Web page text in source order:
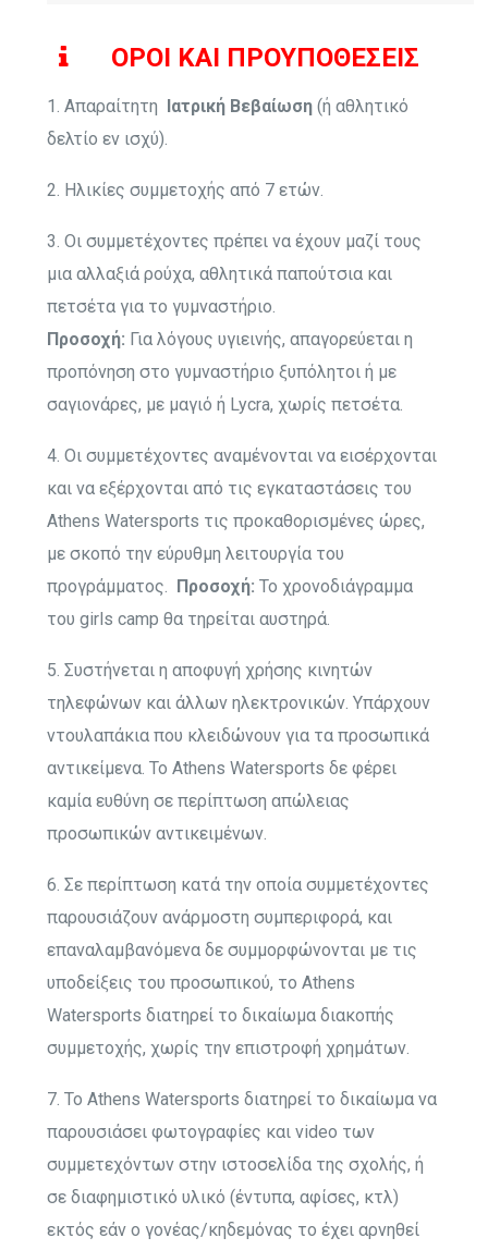
ΟΡΟΙ ΚΑΙ ΠΡΟΥΠΟΘΕΣΕΙΣ
1. Απαραίτητη Ιατρική Βεβαίωση (ή αθλητικό
δελτίο εν ισχύ).
2. Ηλικίες συμμετοχής από 7 ετών.
3. Οι συμμετέχοντες πρέπει να έχουν μαζί τους
μια αλλαξιά ρούχα, αθλητικά παπούτσια και
πετσέτα για το γυμναστήριο.
Προσοχή: Για λόγους υγιεινής, απαγορεύεται η
προπόνηση στο γυμναστήριο ξυπόλητοι ή με
σαγιονάρες, με μαγιό ή Lycra, χωρίς πετσέτα.
4. Οι συμμετέχοντες αναμένονται να εισέρχονται
και να εξέρχονται από τις εγκαταστάσεις του
Athens Watersports τις προκαθορισμένες ώρες,
με σκοπό την εύρυθμη λειτουργία του
προγράμματος. Προσοχή: Το χρονοδιάγραμμα
του girls camp θα τηρείται αυστηρά.
5. Συστήνεται η αποφυγή χρήσης κινητών
τηλεφώνων και άλλων ηλεκτρονικών. Υπάρχουν
ντουλαπάκια που κλειδώνουν για τα προσωπικά
αντικείμενα. Το Athens Watersports δε φέρει
καμία ευθύνη σε περίπτωση απώλειας
προσωπικών αντικειμένων.
6. Σε περίπτωση κατά την οποία συμμετέχοντες
παρουσιάζουν ανάρμοστη συμπεριφορά, και
επαναλαμβανόμενα δε συμμορφώνονται με τις
υποδείξεις του προσωπικού, το Athens
Watersports διατηρεί το δικαίωμα διακοπής
συμμετοχής, χωρίς την επιστροφή χρημάτων.
7. Το Athens Watersports διατηρεί το δικαίωμα να
παρουσιάσει φωτογραφίες και video των
συμμετεχόντων στην ιστοσελίδα της σχολής, ή
σε διαφημιστικό υλικό (έντυπα, αφίσες, κτλ)
εκτός εάν ο γονέας/κηδεμόνας το έχει αρνηθεί